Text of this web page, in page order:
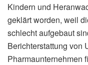
Kindern und
geklärt worden, weil
schlecht aufgebaut
Berichterstattung von
Pharmaunternehmen